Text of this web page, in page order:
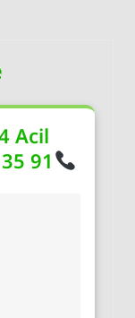
Acil
91